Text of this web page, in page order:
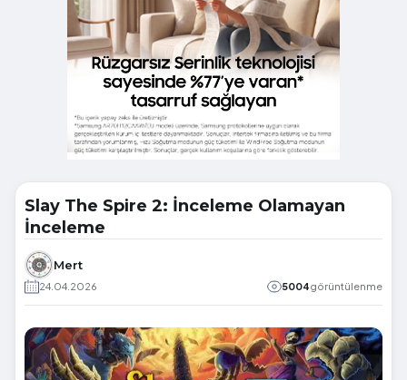
Slay The Spire 2: İnceleme Olamayan
İnceleme
Mert
24.04.2026 5004görüntülenme